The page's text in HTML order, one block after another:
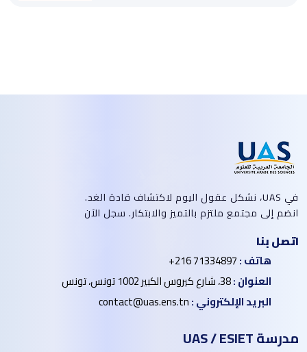
في UAS، نشكل عقول اليوم لاكتشاف قادة الغد.
انضم إلى مجتمع ملتزم بالتميز والابتكار. سجل الآن
اتصل بنا
هاتف :+216 71334897
العنوان :
البريد الإلكتروني :
مدرسة UAS / ESIET